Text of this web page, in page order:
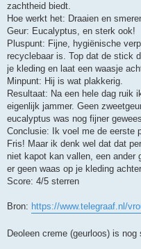
zachtheid biedt.
Hoe werkt het: Draaien en
Geur: Eucalyptus, en sterk ook!
Pluspunt: Fijne, hygiënische
recyclebaar is. Top dat de stick
je kleding en laat een waasje
Minpunt: Hij is wat plakkerig.
Resultaat: Na een hele dag
eigenlijk jammer. Geen
eucalyptus was nog fijner
Conclusie: Ik voel me de eerste
Fris! Maar ik denk wel dat dat
niet kapot kan vallen, een ander
er geen waas op je kleding
Score: 4/5 sterren
Bron: https://www.telegraaf.nl/
Deoleen creme (geurloos) is